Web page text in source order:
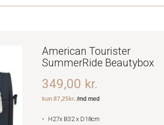
American Tourister
SummerRide Beautybox
349,00 kr.
H27x B32 x D18cm